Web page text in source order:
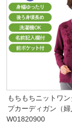
もちもちニットワ
プカーディガン（婦
W01820900